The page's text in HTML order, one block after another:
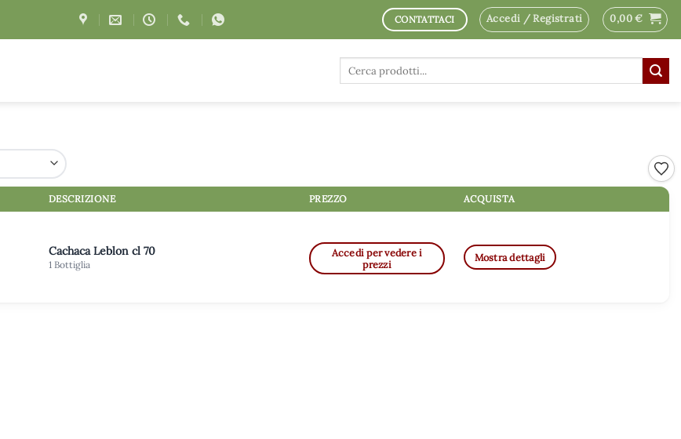
CONTATTACI Accedi / Registrati 0,00€
Cerca:
DESCRIZIONE PREZZO ACQUISTA
Cachaca Leblon cl 70
1 Bottiglia
Accedi per vedere i
prezzi
Mostra dettagli